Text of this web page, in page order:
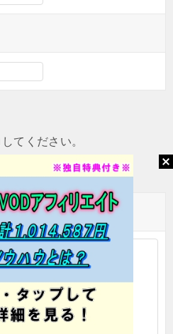
てください。